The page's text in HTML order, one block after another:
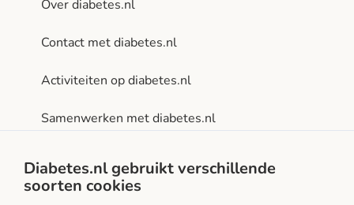
Over diabetes.nl
Contact met diabetes.nl
Activiteiten op diabetes.nl
Samenwerken met diabetes.nl
Diabetes.nl gebruikt verschillende
soorten cookies